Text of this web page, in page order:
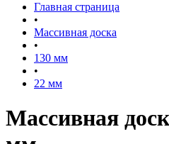
Главная страница
•
Массивная доска
•
130 мм
•
22 мм
Массивная